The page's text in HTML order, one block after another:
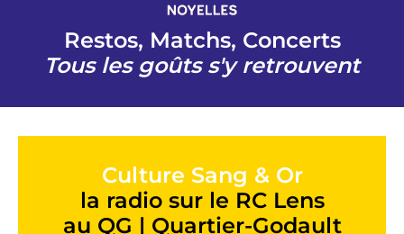
Restos, Matchs, Concerts
Tous les goûts s'y retrouvent
Culture Sang & Or
la radio sur le RC Lens
au QG | Quartier-Godault